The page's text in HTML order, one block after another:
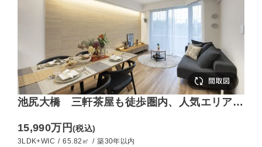
池尻大橋 三軒茶屋も徒歩圏内、人気エリアの
15,990万円(税込)
3LDK+WIC / 65.82㎡ / 築30年以内